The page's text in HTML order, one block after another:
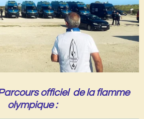
officiel de la flamme
olympique :